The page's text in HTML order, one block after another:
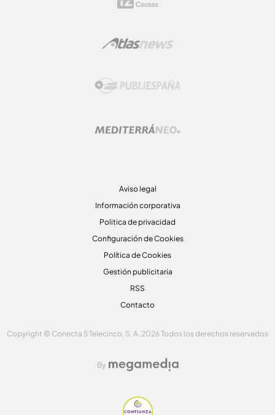
Aviso legal
Información corporativa
Politica de privacidad
Configuración de Cookies
Política de Cookies
Gestión publicitaria
RSS
Contacto
Copyright © Conecta 5 Telecinco, S. A. 2026 Todos los derechos reservados
By